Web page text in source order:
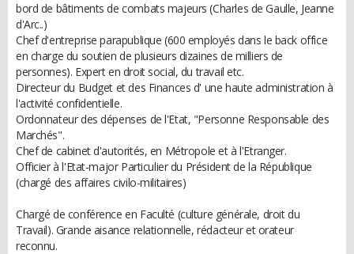
bord de bâtiments de combats majeurs (Charles de Gaulle, Jeanne
d'Arc..)
Chef d'entreprise parapublique (600 employés dans le back office
en charge du soutien de plusieurs dizaines de milliers de
personnes). Expert en droit social, du travail etc.
Directeur du Budget et des Finances d' une haute administration à
l'activité confidentielle.
Ordonnateur des dépenses de l'Etat, "Personne Responsable des
Marchés".
Chef de cabinet d'autorités, en Métropole et à l'Etranger.
Officier à l'Etat-major Particulier du Président de la République
(chargé des affaires civilo-militaires)
Chargé de conférence en Faculté (culture générale, droit du
Travail). Grande aisance relationnelle, rédacteur et orateur
reconnu.